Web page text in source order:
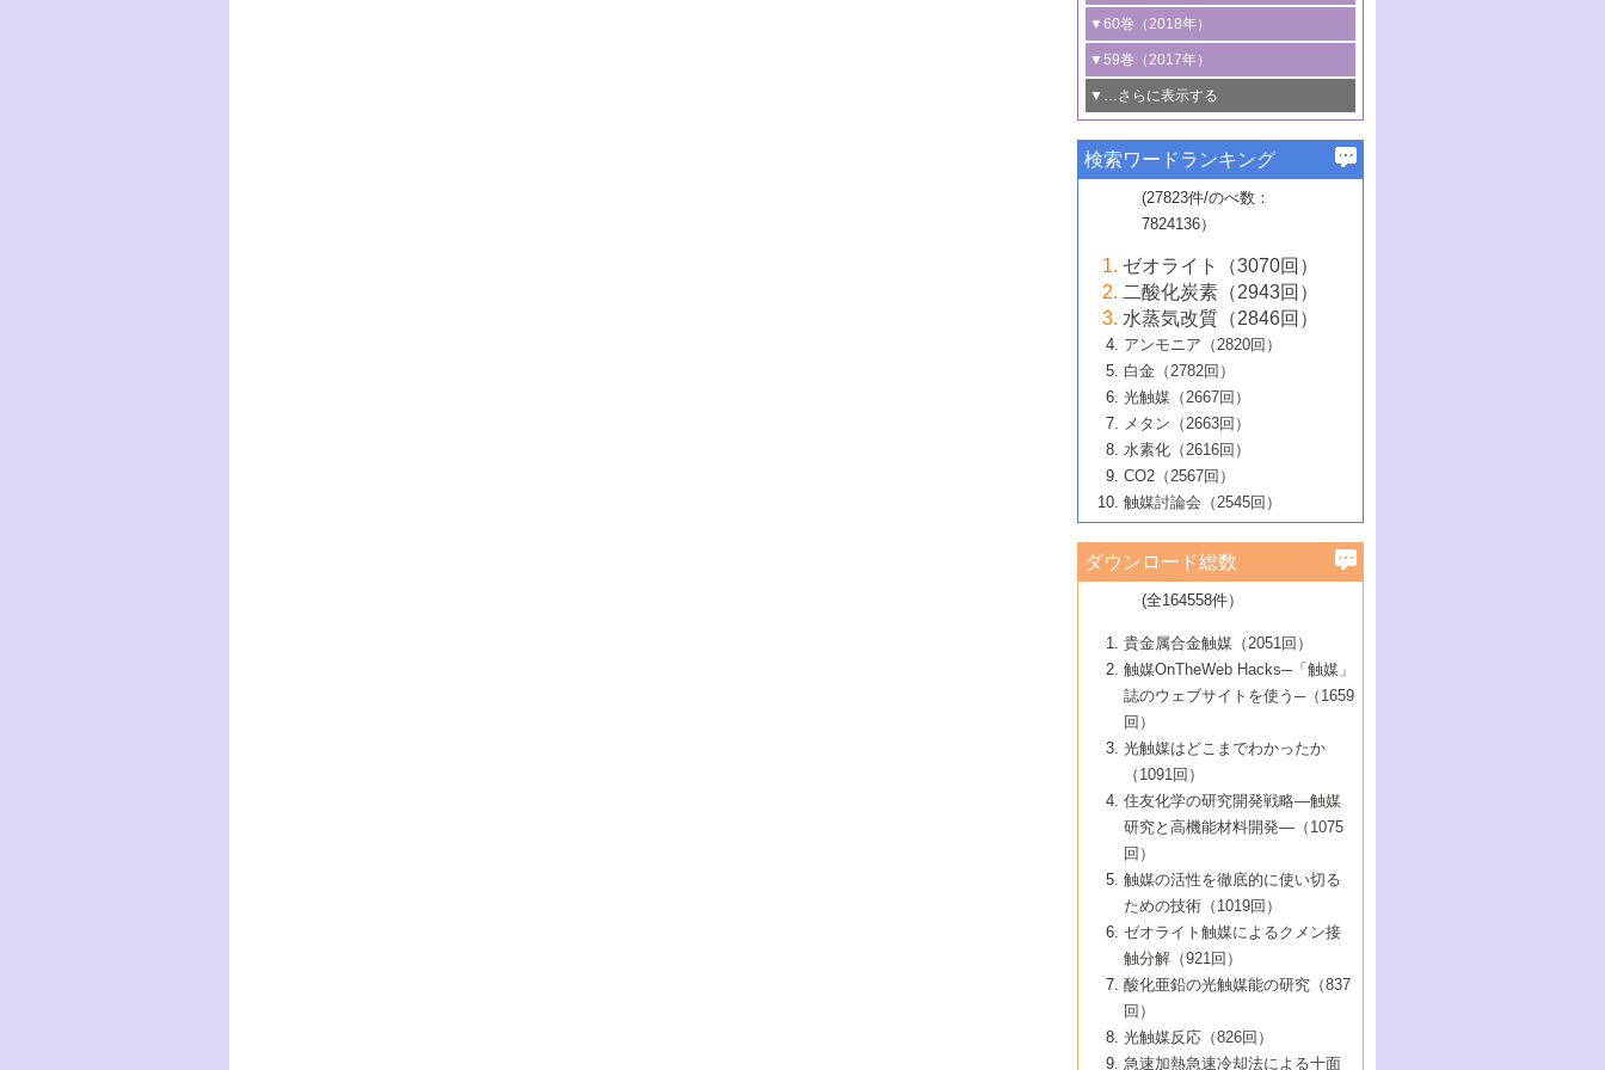
る非貴金属触媒の研究動向
5号 ゼオライトの合成と応用における研
究動向
6号 ヘテロ接合界面
B号 第135回触媒討論会（2025年）
線を利用した触媒解析技術の最先端
5号 単原子触媒
6号 参照触媒委員会からのお知らせ
B号 第133回触媒討論会（2023年）
4号 格子酸素・格子酸素欠陥を利用した
触媒反応
5号 生体触媒によるエネルギー変換反応
6号 窒素とリンの循環のための触媒・機
能性材料
3号 CO の排出削減および有効活用のた
めの触媒技術
4号 若手による情報発信企画～とびたて
若き触媒の研究者たち～（1）
若き触媒の研究者たち～（2）
6号 石油のノーブル・ユースを志向した
触媒技術
大学：オンライン・対面開催）
3号 特殊反応場を利用した触媒的分子変
換反応
4号 多孔質材料を用いた触媒の新展開
5号 情報学的手法を用いた触媒開発
6号 カーボンニュートラルに向けた電解
技術
B号 第127回触媒討論会（2021年・オン
ライン開催(Zoom)のみ）
タリゼーション
2号 機能化学品製造に資するクリーンな
触媒的酸化反応
3号 水処理のための触媒化学
4号 光触媒を用いた水分解の最新の研究
動向
5号 次世代の触媒プロセスを支えるマイ
6号 メタン転換技術の最新動向
B号 第125回触媒討論会（2020年・工学
院大学）
1号 物質移動制御に着目した触媒プロセ
ス開発
2号 CO2 フリー水素サプライチェーンに
関わる触媒開発動向
3号 精密高分子合成に関する最近の研究
動向
4号 バイオマス化成品製造のための触媒
5号 固体触媒による含窒素有機化合物変
換の最前線
6号 貴金属使用量低減に向けた自動車排
ガス浄化触媒の開発
B号 第123回触媒討論会（2019年・大阪
▼60巻（2018年）
1号 固体酸触媒の最新の研究動向
2号 二酸化炭素からの有用化学品合成
3号 ナノ粒子・クラスター触媒の最前線
4号 60周年記念企画
5号 進化するゼオライト合成技術
6号 非貴金属系触媒における電気化学的
B号 第121回触媒討論会（2018年・東京
大学）
▼59巻（2017年）
1号 いたるところに，触媒
最先端技術
3号 無機分離膜材料の開発と触媒反応プ
ロセスへの適用
5号 水素のふるまいを解き明かす最先端
研究
6号 低級アルカンの有効利用のための触
媒技術
B号 第119回触媒討論会（2017年・首都
大学東京）
▼…さらに表示する
1号 ユニークな構造の高分子を生み出す触
2号 リグニンからの化成品製造に向けた触
媒技術
3号 触媒研究の最先端～とびたて若き研究
者たち～（1）
4号 触媒研究の最先端～とびたて若き研究
者たち～（2）
5号 触媒研究の最先端～とびたて若き研究
者たち～（3）
6号 イオニクス材料と燃料電池・電解合成
の最新の研究動向
B号 第117回触媒討論会（2016年・大阪府
立大学）
▼57巻（2015年）
1号 水素キャリアにかかわる触媒技術の新
2号 石油精製用触媒の最近の進展
3号 固体酸化物形燃料電池（SOFC）におけ
るアノード触媒上での燃料直接改質技術
4号 コアシェル構造の制御による触媒機能
5号 工業触媒およびその周辺技術の最近の
進歩
6号 ナノシート
B号 第115回触媒討論会（2015年・成蹊大
▼56巻（2014年）
2号 光触媒反応機構に関する最新の研究動
向
開発動向
4号 人工光合成に向けた近年のアプローチ
5号 未利用熱エネルギーの有効活用に貢献
する触媒技術
6号 ポリオキソメタレート
B号 第113回触媒討論会（2014年・ロワジ
ールホテル豊橋）
1号 高耐久性燃料電池システム用触媒にお
ける新展開
2号 リビングラジカル重合の最近の動向
3号 天然ガスの化学工業的展開に関する触
媒技術
4号 貴金属触媒の精密構造制御とその活用
5号 バイオマス化成品製造のための固体触
6号 ナノ空間─吸着状態解析から新機能開拓
B号 第111回触媒討論会（2013年・関西大
▼54巻（2012年）
1号 規則性多孔体の利用技術における最近
の進歩
2号 第109回触媒討論会
3号 貴金属低減技術の最新動向
4号 貴金属代替技術の最新動向
5号 光触媒による物質変換反応の新展開
6号 グラフェン
7号 水素を利用する化成品合成の新潮流
▼53巻（2011年）
1号 金属学から見る合金触媒の新展開
2号 第107回触媒討論会
3号 触媒のその場観察法の進歩（１）
4号 触媒のその場観察法の進歩（２）
5号 不活性結合の触媒的活性化による有機
合成
6号 新しい固体酸触媒技術
7号 ゼオライト合成における最近の進歩
▼52巻（2010年）
1号 触媒の劣化対策と長寿命触媒開発
2号 第105回触媒討論会
3号 ナノ構造が拓く新機能
4号 活性サイトおよびその環境の精密な設
計による触媒の高機能化
5号 触媒を有効に使うための技術
7号 有機分子触媒による精密有機合成
8号 高機能化ポリオレフィンに向けた重合
触媒の最近の進展
1号 炭素材料－熱い注目を集める材料－
2号 第103回触媒討論会
3号 環境浄化用光触媒の現状と課題
4号 水素社会の実現に向けた水素製造・貯
蔵技術の進歩
5号 CO2が関わる触媒・材料
7号 持続可能社会実現のための触媒および
触媒関連技術
▼50巻（2008年）
1号 触媒化学と学会のこの10年，半世紀，
そして未来
2号 第101回触媒討論会
4号 錯体を利用したユニークな表面構造の
構築と機能
5号 若手会員による触媒研究の未来展望1：
企業編
6号 第102回触媒討論会
7号 触媒・化学反応における計算化学の進
8号 若手研究者による触媒研究の未来展望
2：大学・研究所編
▼49巻（2007年）
1号 含フッ素化合物の合成と触媒
2号 第99回触媒討論会
3号 実用的ファインケミカル合成プロセス
を実現する触媒
5号 こんな物質，あんな物質―新たな触媒
の可能性―
7号 『結晶の化学』を活かした触媒研究
8号 イオン液体の応用
▼48巻（2006年）
1号 固体酸触媒の最近の進歩
2号 第97回触媒討論会
3号 リビング重合触媒の最近の展開
5号 水素製造・貯蔵のための触媒技術の新
しい展開
6号 第98回触媒討論会
7号 基礎化学品製造の触媒技術
8号 多機能型リアクター
1号 最近の触媒担体とその効果
2号 第95回触媒討論会
4号 水分解用光触媒材料
5号 時間分解分光の進歩と応用
6号 第96回触媒討論会
8号 超臨界流体を用いた化学プロセスの新
▼46巻（2004年）
1号 部分酸化反応触媒の最前線
2号 第93回触媒討論会
3号 特殊エネルギー場の触媒反応
4号 生体内における金属の触媒作用
5号 ファインケミカルズの展開に寄与する
6号 第94回触媒討論会
7号 サブナノレベルでみた新しい表面現象
8号 オレフィン重合触媒の新たな展
▼45巻（2003年）
1号 なぜこの触媒が良いのか？
2号 第91回触媒討論会
3号 最近の自動車排ガス処理技術
4号 触媒研究の現状と将来─第90回触媒討論
5号 基礎化学品製造の触媒技術
6号 第92回触媒討論会
7号 基礎化学品製造の触媒技術
8号 資源の循環と触媒技術
▼44巻（2002年）
1号 高次制御された触媒の化学
2号 第89回触媒討論会
3号 触媒を利用した電気化学の新展開
4号 ナノ材料の調製と機能化
5号 こんな触媒が欲しい
6号 第90回触媒討論会
7号 触媒研究と学術雑誌/情報
8号 若い世代からみた触媒化学の現状と未
▼43巻（2001年）
1号 グリーンケミストリーと触媒
2号 第87回触媒討論会特集号
3号 生体触媒とバイオプロセス
4号 水素製造・利用の触媒化学
5号 触媒研究における新しい切り口：コン
ビナトリアルケミストリー
6号 第88回触媒討論会特集号
7号 企業における触媒研究のブレークスル
8号 この材料を触媒として使ってみません
▼42巻（2000年）
1号 触媒反応工学の明日を拓く
2号 第85回触媒討論会
3号 反応ダイナミクス
5号 触媒のおもしろさをどのように伝える
6号 第86回触媒討論会
7号 水素化精製触媒の新しい展開
8号 新しい反応性と機能性を目指した金属
クラスタ-化学
▼41巻（1999年）
1号 孔、穴、あな?-特異な空間とその利用-
2号 第83回触媒討論会
3号 均一系触媒反応最前線
4号 実用炭素材料の新展開
5号 研究の方法論を考える
7号 機能性金属材料と触媒
8号 触媒研究へのNMRの応用と展望
▼40巻（1998年）
進展と21世紀への提言/創立40周年記念・触
媒学会この10年の歩みとこれから/創立40周
2号 第81回触媒討論会
3号 計算機触媒化学へのさそい
4号 触媒劣化の制御と予測
5号 最新の実用プロセスと触媒
6号 第82回触媒討論会
1号 均一系と不均一系触媒反応-その特徴と
接点
2号 第79回触媒討論会
3号 最新NO除去触媒の実用化研究
4号 新しい反応場を目指した触媒調製
5号 反応・分離技術の新しい展開
6号 第80回触媒討論会
▼38巻（1996年）
1号 触媒の構造と触媒作用/C1化学を中心と
する21世紀への触媒
3号 オリンピックメダル:金・銀・銅はどん
な触媒作用を示すか
4号 触媒作用における機能の複合化
▼37巻（1995年）
1号 ファインケミカルズと固体触媒
2号 第75回触媒討論会
3号 希土類を利用した触媒
4号 触媒とリサイクル
5号 エネルギー変換触媒
▼36巻（1994年）
1号 電気化学と触媒
2号 第73回触媒討論会
3号 C4化学の展開
4号 《通常号》
▼35巻（1993年）
1号 工業触媒開発マニュアル―探索から工
業化まで
2号 第71回触媒討論会
▼34巻（1992年）
1号 インパクトを与えたこの研究
2号 第69回触媒討論会
▼33巻（1991年）
1号 触媒プロセス開発マニュアル―探索か
▼32巻（1990年）
検索ワードランキング
(27823件/のべ数：
7824136）
ゼオライト（3070回）
二酸化炭素（2943回）
水蒸気改質（2846回）
アンモニア（2820回）
白金（2782回）
光触媒（2667回）
メタン（2663回）
水素化（2616回）
CO2（2567回）
触媒討論会（2545回）
ダウンロード総数
(全164558件）
貴金属合金触媒（2051回）
触媒OnTheWeb Hacks─「触媒」
誌のウェブサイトを使う─（1659
回）
光触媒はどこまでわかったか
（1091回）
住友化学の研究開発戦略―触媒
研究と高機能材料開発―（1075
回）
触媒の活性を徹底的に使い切る
ための技術（1019回）
ゼオライト触媒によるクメン接
触分解（921回）
酸化亜鉛の光触媒能の研究（837
回）
光触媒反応（826回）
急速加熱急速冷却法による十面